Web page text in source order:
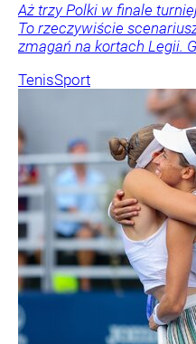
Aż trzy Polki w finale
To rzeczywiście
zmagań na kortach Legii.
TenisSport